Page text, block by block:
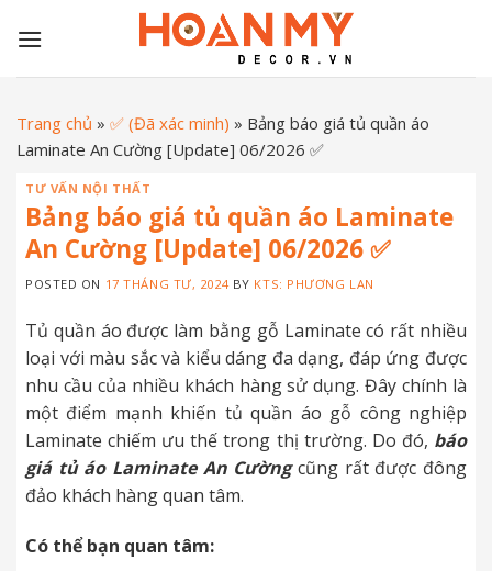
Trang chủ » ✅ (Đã xác minh) » Bảng báo giá tủ quần áo
Laminate An Cường [Update] 06/2026 ✅
TƯ VẤN NỘI THẤT
Bảng báo giá tủ quần áo Laminate
An Cường [Update] 06/2026 ✅
POSTED ON 17 THÁNG TƯ, 2024BY KTS: PHƯƠNG LAN
Tủ quần áo được làm bằng gỗ Laminate có rất nhiều
loại với màu sắc và kiểu dáng đa dạng, đáp ứng được
nhu cầu của nhiều khách hàng sử dụng. Đây chính là
một điểm mạnh khiến tủ quần áo gỗ công nghiệp
Laminate chiếm ưu thế trong thị trường. Do đó, báo
giá tủ áo Laminate An Cườngcũng rất được đông
đảo khách hàng quan tâm.
Có thể bạn quan tâm: